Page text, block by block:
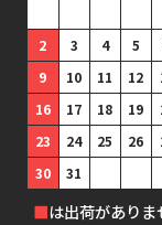
2
3 4 5
9
10 11 12
16
17 18 19
23
24 25 26
30
31
■は出荷がありま